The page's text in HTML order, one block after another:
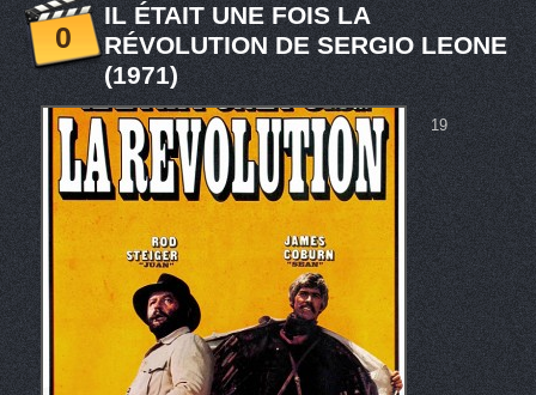
0
IL ÉTAIT UNE FOIS LA
RÉVOLUTION DE SERGIO LEONE
(1971)
19